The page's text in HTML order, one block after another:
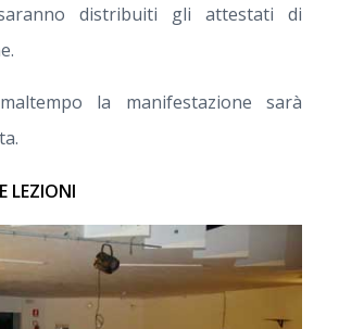
distribuiti gli attestati di
la manifestazione sarà
LEZIONI